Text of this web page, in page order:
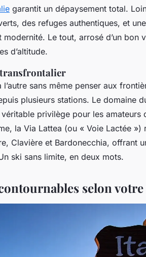
garantit un dépaysement total.
des refuges authentiques, et
Le tout, arrosé d’un bon
d’altitude.
transfrontalier
l’autre sans même penser aux
plusieurs stations. Le domaine
privilège pour les amateurs
la Via Lattea (ou « Voie Lactée »)
Clavière et Bardonecchia, offrant
ski sans limite, en deux mots.
selon